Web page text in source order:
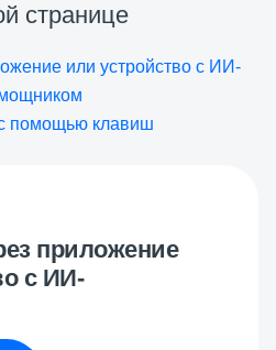
странице
или устройство с ИИ-
помощью клавиш
приложение
с ИИ-